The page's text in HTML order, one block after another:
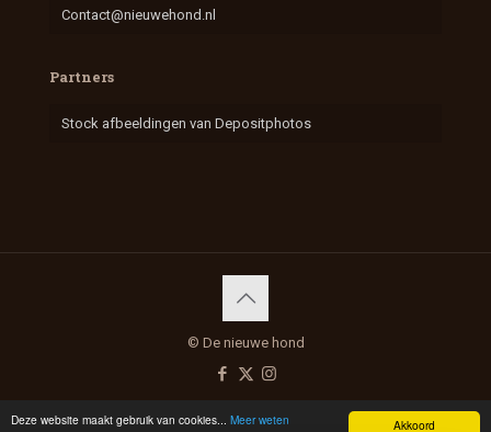
Akkoord
Deze website maakt gebruik van cookies... Meer weten
Contact@nieuwehond.nl
Partners
Stock afbeeldingen van Depositphotos
© De nieuwe hond